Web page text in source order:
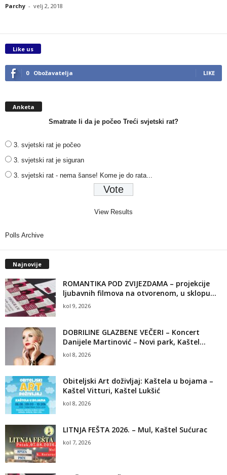
Parchy - velj 2, 2018
Like us
0 Obožavatelja LIKE
Anketa
Smatrate li da je počeo Treći svjetski rat?
3. svjetski rat je počeo
3. svjetski rat je siguran
3. svjetski rat - nema šanse! Kome je do rata...
View Results
Polls Archive
Najnovije
ROMANTIKA POD ZVIJEZDAMA – projekcije
ljubavnih filmova na otvorenom, u sklopu...
kol 9, 2026
DOBRILINE GLAZBENE VEČERI – Koncert
Danijele Martinović – Novi park, Kaštel...
kol 8, 2026
Obiteljski Art doživljaj: Kaštela u bojama –
Kaštel Vitturi, Kaštel Lukšić
kol 8, 2026
LITNJA FEŠTA 2026. – Mul, Kaštel Sućurac
kol 7, 2026